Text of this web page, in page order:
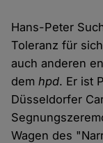
Hans-Peter
Toleranz für
auch anderen
demhpd. Er ist
Düsseldorfer
Wagen des